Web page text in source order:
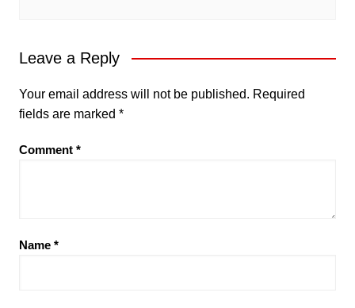
Leave a Reply
Your email address will not be published. Required
fields are marked *
Comment *
Name *